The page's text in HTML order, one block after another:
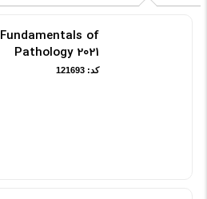
Fundamentals of
Pathology 2021
کد: 121693